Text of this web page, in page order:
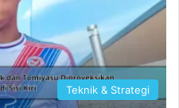
Teknik & Strategi